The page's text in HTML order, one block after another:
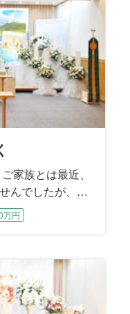
家族とは最近、
んでしたが、ご
過ごされてきた
しまれたお時間
万円